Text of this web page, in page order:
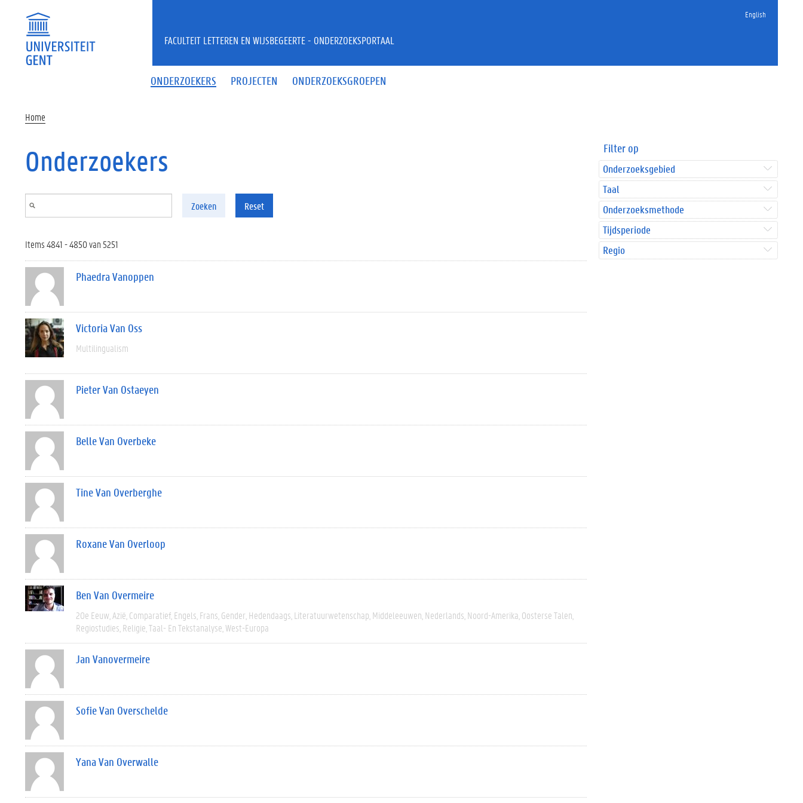
English
ONDERZOEKERS PROJECTEN ONDERZOEKSGROEPEN
FACULTEIT LETTEREN EN WIJSBEGEERTE - ONDERZOEKSPORTAAL
Home
Onderzoekers
Zoeken Reset
Items 4841 - 4850 van 5251
Phaedra Vanoppen
Victoria Van Oss
Multilingualism
Pieter Van Ostaeyen
Belle Van Overbeke
Tine Van Overberghe
Roxane Van Overloop
Ben Van Overmeire
20e Eeuw Azië Comparatief Engels Frans Gender Hedendaags Literatuurwetenschap Middeleeuwen Nederlands Noord-Amerika Oosterse Talen
Regiostudies Religie Taal- En Tekstanalyse West-Europa
Jan Vanovermeire
Sofie Van Overschelde
Yana Van Overwalle
Filter op
Onderzoeksgebied
Taal
Onderzoeksmethode
Tijdsperiode
Regio